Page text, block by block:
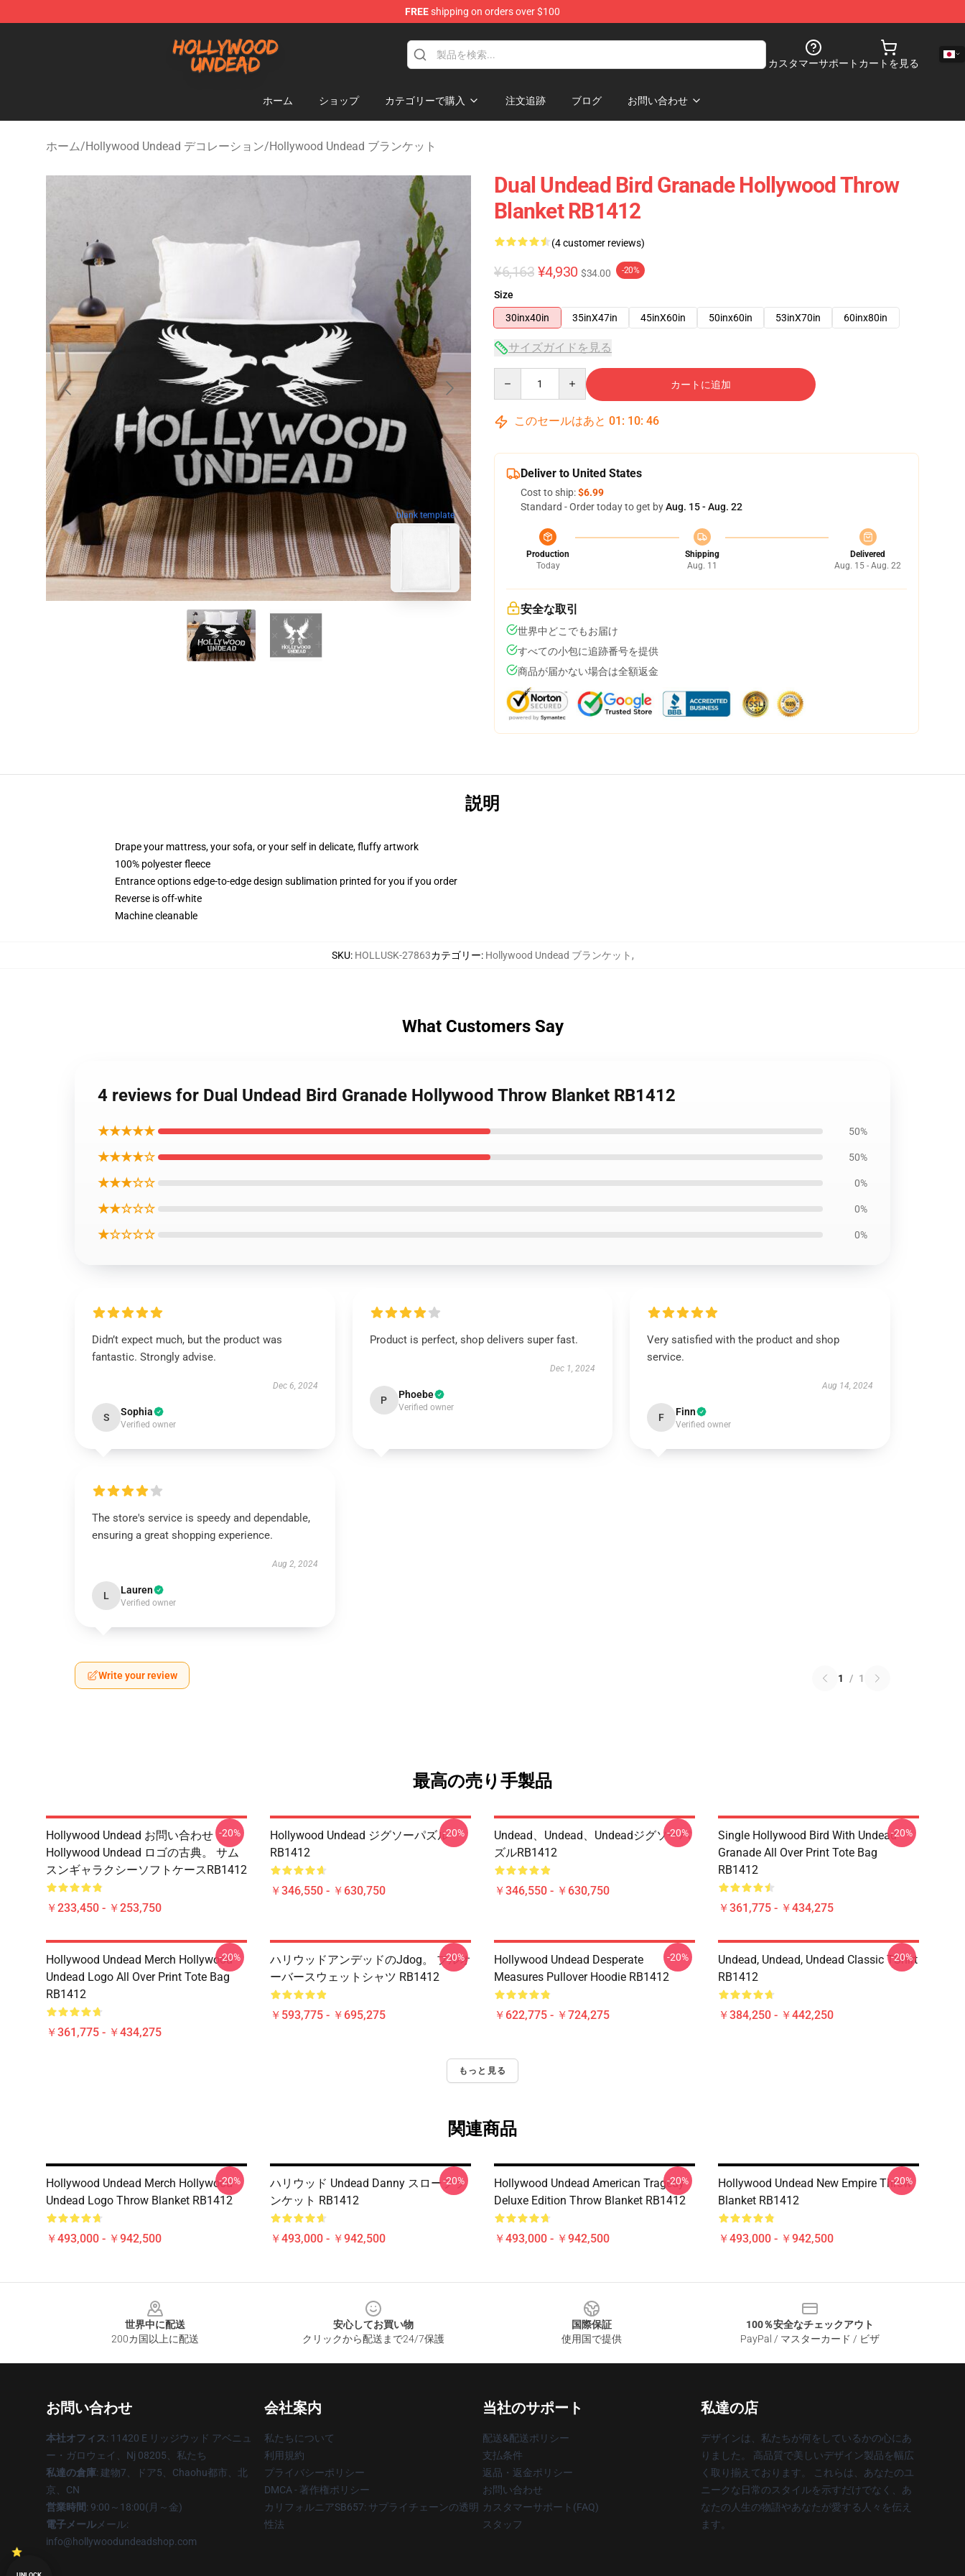
FREEshipping on orders over $100
カスタマーサポート カートを見る
ホーム ショップ カテゴリーで購入 注文追跡 ブログ お問い合わせ
ホーム/Hollywood Undead デコレーション/Hollywood Undead ブランケット
blank template
Dual Undead Bird Granade Hollywood Throw
Blanket RB1412
(4 customer reviews)
¥6,163 ¥4,930 $34.00 -20%
Size
30inx40in
35inX47in 45inX60in 50inx60in 53inX70in 60inx80in
サイズガイドを見る
カートに追加
このセールはあと 01 : 10: 45
Deliver to United States
Cost to ship:$6.99
Standard - Order today to get byAug. 15 - Aug. 22
Production
Today
Shipping
Aug. 11
Delivered
Aug. 15 - Aug. 22
安全な取引
世界中どこでもお届け
すべての小包に追跡番号を提供
商品が届かない場合は全額返金
説明
Drape your mattress, your sofa, or your self in delicate, fluffy artwork
100% polyester fleece
Entrance options edge-to-edge design sublimation printed for you if you order
Reverse is off-white
Machine cleanable
SKU: HOLLUSK-27863カテゴリー: Hollywood Undead ブランケット ,
What Customers Say
4 reviews for Dual Undead Bird Granade Hollywood Throw Blanket RB1412
★★★★★ 50%
★★★★☆ 50%
★★★☆☆ 0%
★★☆☆☆ 0%
★☆☆☆☆ 0%
Didn’t expect much, but the product was
fantastic. Strongly advise.
Dec 6, 2024
S Sophia
Verified owner
Product is perfect, shop delivers super fast.
Dec 1, 2024
P Phoebe
Verified owner
Very satisfied with the product and shop
service.
Aug 14, 2024
F Finn
Verified owner
The store's service is speedy and dependable,
ensuring a great shopping experience.
Aug 2, 2024
L Lauren
Verified owner
Write your review 1 / 1
最高の売り手製品
Hollywood Undead お問い合わせ
Hollywood Undead ロゴの古典。 サム
スンギャラクシーソフトケースRB1412
￥233,450 - ￥253,750
-20%
Hollywood Undead ジグソーパズル
RB1412
￥346,550 - ￥630,750
-20%
Undead、Undead、Undeadジグソーパ
ズルRB1412
￥346,550 - ￥630,750
-20%
Single Hollywood Bird With Undead
Granade All Over Print Tote Bag
RB1412
￥361,775 - ￥434,275
-20%
Hollywood Undead Merch Hollywood
Undead Logo All Over Print Tote Bag
RB1412
￥361,775 - ￥434,275
-20%
ハリウッドアンデッドのJdog。 プルオ
ーバースウェットシャツ RB1412
￥593,775 - ￥695,275
-20%
Hollywood Undead Desperate
Measures Pullover Hoodie RB1412
￥622,775 - ￥724,275
-20%
Undead, Undead, Undead Classic TShirt
RB1412
￥384,250 - ￥442,250
-20%
もっと見る
関連商品
Hollywood Undead Merch Hollywood
Undead Logo Throw Blanket RB1412
￥493,000 - ￥942,500
-20%
ハリウッド Undead Danny スローブラ
ンケット RB1412
￥493,000 - ￥942,500
-20%
Hollywood Undead American Tragedy
Deluxe Edition Throw Blanket RB1412
￥493,000 - ￥942,500
-20%
Hollywood Undead New Empire Throw
Blanket RB1412
￥493,000 - ￥942,500
-20%
世界中に配送
200カ国以上に配送
安心してお買い物
クリックから配送まで24/7保護
国際保証
使用国で提供
100％安全なチェックアウト
PayPal / マスターカード / ビザ
お問い合わせ
本社オフィス: 11420 E リッジウッド アベニュ
ー・ガロウェイ、Nj 08205、私たち
私達の倉庫: 建物7、ドア5、Chaohu都市、北
京、CN
営業時間: 9:00～18:00(月～金)
電子メール メール:
info@hollywoodundeadshop.com
会社案内
私たちについて
利用規約
プライバシーポリシー
DMCA - 著作権ポリシー
カリフォルニアSB657: サプライチェーンの透明
性法
当社のサポート
配送&配送ポリシー
支払条件
返品・返金ポリシー
お問い合わせ
カスタマーサポート(FAQ)
スタッフ
私達の店
デザインは、私たちが何をしているかの心にあ
りました。 高品質で美しいデザイン製品を幅広
く取り揃えております。 これらは、あなたのユ
ニークな日常のスタイルを示すだけでなく、あ
なたの人生の物語やあなたが愛する人々を伝え
ます。